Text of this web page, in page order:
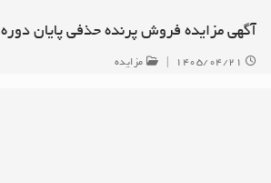
آگهی مزایده فروش پرنده حذفی پایان دوره
۱۴۰۵/۰۴/۲۱ مزایده